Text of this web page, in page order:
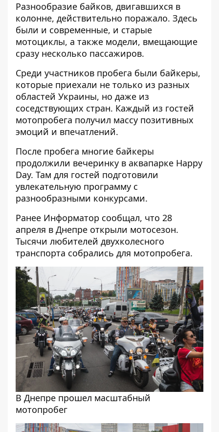
Разнообразие байков, двигавшихся в
колонне, действительно поражало. Здесь
были и современные, и старые
мотоциклы, а также модели, вмещающие
сразу несколько пассажиров.
Среди участников пробега были байкеры,
которые приехали не только из разных
областей Украины, но даже из
соседствующих стран. Каждый из гостей
мотопробега получил массу позитивных
эмоций и впечатлений.
После пробега многие байкеры
продолжили вечеринку в аквапарке Happy
Day. Там для гостей подготовили
увлекательную программу с
разнообразными конкурсами.
Ранее Информатор сообщал, что 28
апреля в Днепре открыли мотосезон.
Тысячи любителей двухколесного
транспорта собрались для мотопробега.
В Днепре прошел масштабный
мотопробег